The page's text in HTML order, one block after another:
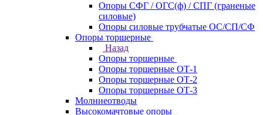
Опоры СФГ / ОГС(ф) / СПГ (граненые
силовые)
Опоры силовые трубчатые ОС/СП/СФ
Опоры торшерные
Назад
Опоры торшерные
Опоры торшерные ОТ-1
Опоры торшерные ОТ-2
Опоры торшерные ОТ-3
Молниеотводы
Высокомачтовые опоры